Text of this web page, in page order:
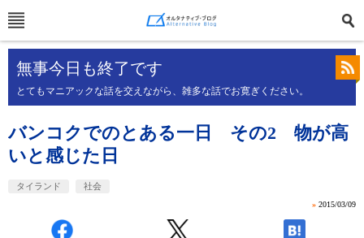
無事今日も終了です
とてもマニアックな話を交えながら、雑多な話でお寛ぎください。
バンコクでのとある一日 その2 物が高
いと感じた日
タイランド 社会
» 2015/03/09